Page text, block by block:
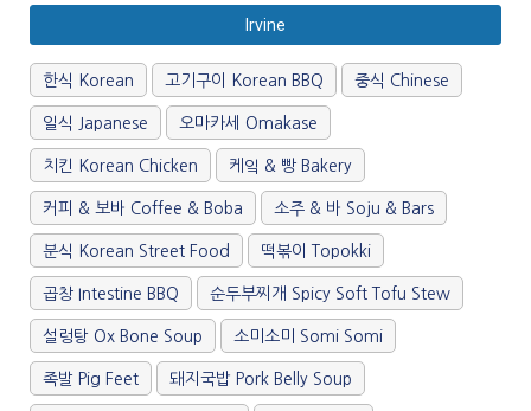
Irvine
한식 Korean 고기구이 Korean BBQ 중식 Chinese
일식 Japanese 오마카세 Omakase
치킨 Korean Chicken 케잌 & 빵 Bakery
커피 & 보바 Coffee & Boba 소주 & 바 Soju & Bars
분식 Korean Street Food 떡볶이 Topokki
곱창 Intestine BBQ 순두부찌개 Spicy Soft Tofu Stew
설렁탕 Ox Bone Soup 소미소미 Somi Somi
족발 Pig Feet 돼지국밥 Pork Belly Soup